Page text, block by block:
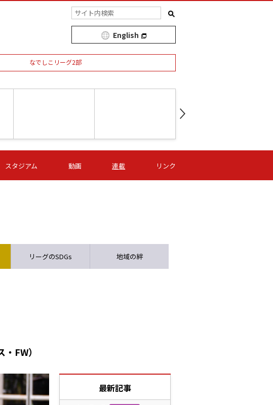
English
なでしこリーグ2部
第16節 09/06 (日) 15:00
-
第16節 09/06 (日) 15:00
- -
スタジアム 動画 連載 リンク
リーグのSDGs 地域の絆
FW）
最新記事